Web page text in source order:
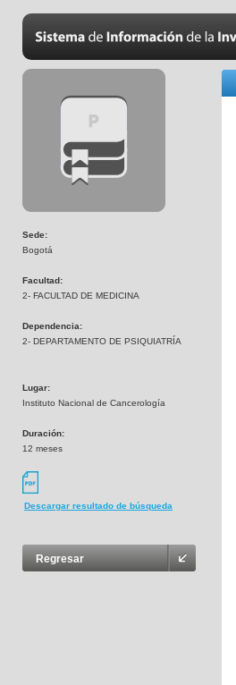
Sede:
Bogotá
Facultad:
2- FACULTAD DE MEDICINA
Dependencia:
2- DEPARTAMENTO DE PSIQUIATRÍA
Lugar:
Instituto Nacional de Cancerología
Duración:
12 meses
Descargar resultado de búsqueda
Regresar